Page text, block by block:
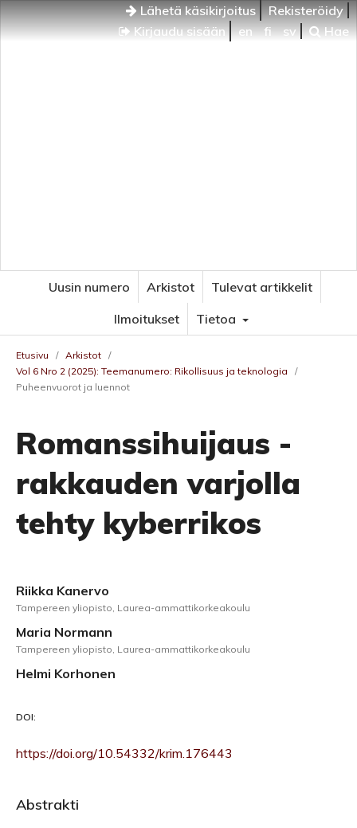
Lähetä käsikirjoitus
Rekisteröidy
Kirjaudu sisään
en fi sv Hae
Uusin numero Arkistot
Tulevat artikkelit
Ilmoitukset
Tietoa
Etusivu / Arkistot /
Vol 6 Nro 2 (2025): Teemanumero: Rikollisuus ja teknologia
/
Puheenvuorot ja luennot
Romanssihuijaus -
rakkauden varjolla
tehty kyberrikos
Riikka Kanervo
Tampereen yliopisto, Laurea-ammattikorkeakoulu
Maria Normann
Tampereen yliopisto, Laurea-ammattikorkeakoulu
Helmi Korhonen
DOI:
https://doi.org/10.54332/krim.176443
Abstrakti